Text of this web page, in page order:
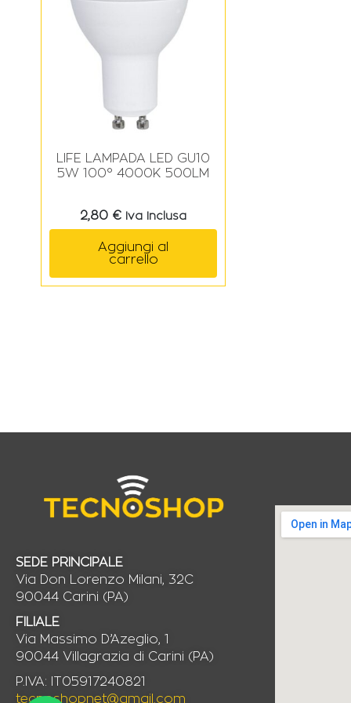
LIFE LAMPADA LED GU10
5W 100° 4000K 500LM
2,80 € Iva Inclusa
Aggiungi al
carrello
SEDE PRINCIPALE
Via Don Lorenzo Milani, 32C
90044 Carini (PA)
FILIALE
Via Massimo D’Azeglio, 1
90044 Villagrazia di Carini (PA)
P.IVA: IT05917240821
tecnoshopnet@gmail.com